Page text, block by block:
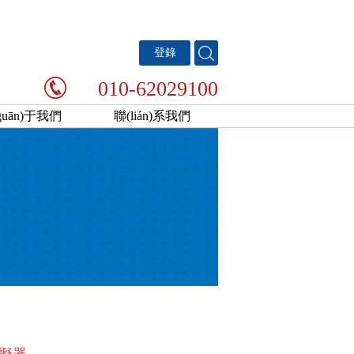
登錄
010-62029100
于我們 聯(lián)系我們